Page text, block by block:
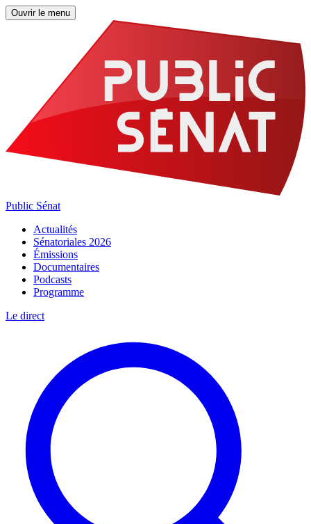
Ouvrir le menu
Public Sénat
Actualités
Sénatoriales 2026
Émissions
Documentaires
Podcasts
Programme
Le direct